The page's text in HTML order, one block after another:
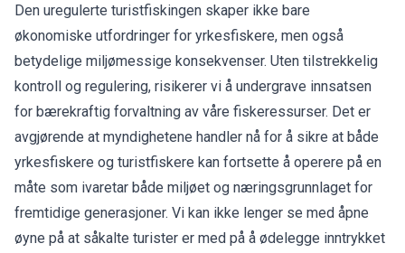
Den uregulerte turistfiskingen skaper ikke bare
økonomiske utfordringer for yrkesfiskere, men også
betydelige miljømessige konsekvenser. Uten tilstrekkelig
kontroll og regulering, risikerer vi å undergrave innsatsen
for bærekraftig forvaltning av våre fiskeressurser. Det er
avgjørende at myndighetene handler nå for å sikre at både
yrkesfiskere og turistfiskere kan fortsette å operere på en
måte som ivaretar både miljøet og næringsgrunnlaget for
fremtidige generasjoner. Vi kan ikke lenger se med åpne
øyne på at såkalte turister er med på å ødelegge inntrykket